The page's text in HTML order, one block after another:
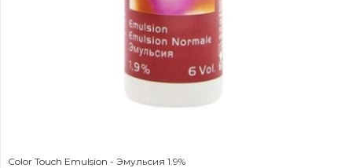
Color Touch Emulsion - Эмульсия 1.9%